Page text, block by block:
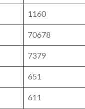
1160
70678
7379
651
611